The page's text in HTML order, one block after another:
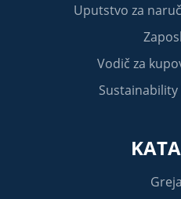
Uputstvo za
Vodič za